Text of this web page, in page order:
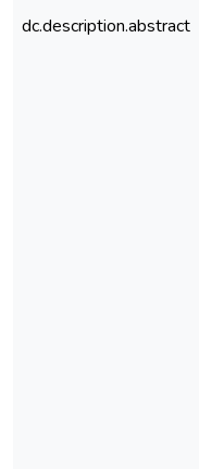
dc.description.abstract